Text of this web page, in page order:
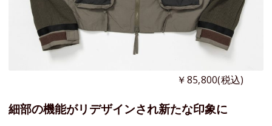
￥85,800(税込)
細部の機能がリデザインされ新たな印象に